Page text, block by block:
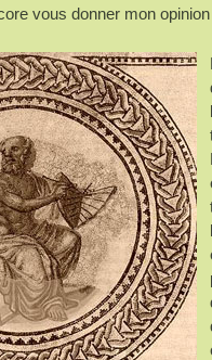
vous donner mon